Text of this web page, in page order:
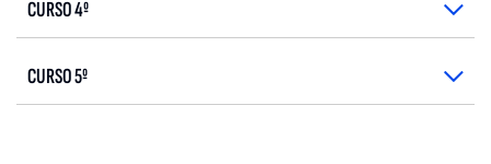
CURSO 4º
CURSO 5º